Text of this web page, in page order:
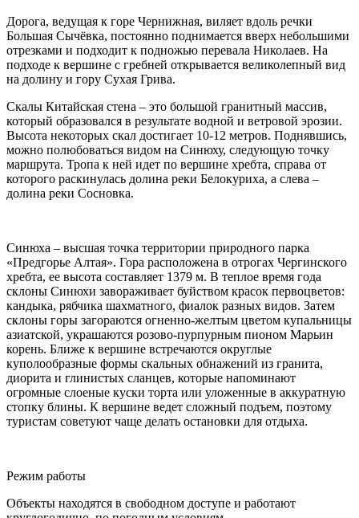
Дорога, ведущая к горе Чернижная, виляет вдоль речки
Большая Сычёвка, постоянно поднимается вверх небольшими
отрезками и подходит к подножью перевала Николаев. На
подходе к вершине с гребней открывается великолепный вид
на долину и гору Сухая Грива.
Скалы Китайская стена – это большой гранитный массив,
который образовался в результате водной и ветровой эрозии.
Высота некоторых скал достигает 10-12 метров. Поднявшись,
можно полюбоваться видом на Синюху, следующую точку
маршрута. Тропа к ней идет по вершине хребта, справа от
которого раскинулась долина реки Белокуриха, а слева –
долина реки Сосновка.
Синюха – высшая точка территории природного парка
«Предгорье Алтая». Гора расположена в отрогах Чергинского
хребта, ее высота составляет 1379 м. В теплое время года
склоны Синюхи завораживает буйством красок первоцветов:
кандыка, рябчика шахматного, фиалок разных видов. Затем
склоны горы загораются огненно-желтым цветом купальницы
азиатской, украшаются розово-пурпурным пионом Марьин
корень. Ближе к вершине встречаются округлые
куполообразные формы скальных обнажений из гранита,
диорита и глинистых сланцев, которые напоминают
огромные слоеные куски торта или уложенные в аккуратную
стопку блины. К вершине ведет сложный подъем, поэтому
туристам советуют чаще делать остановки для отдыха.
Режим работы
Объекты находятся в свободном доступе и работают